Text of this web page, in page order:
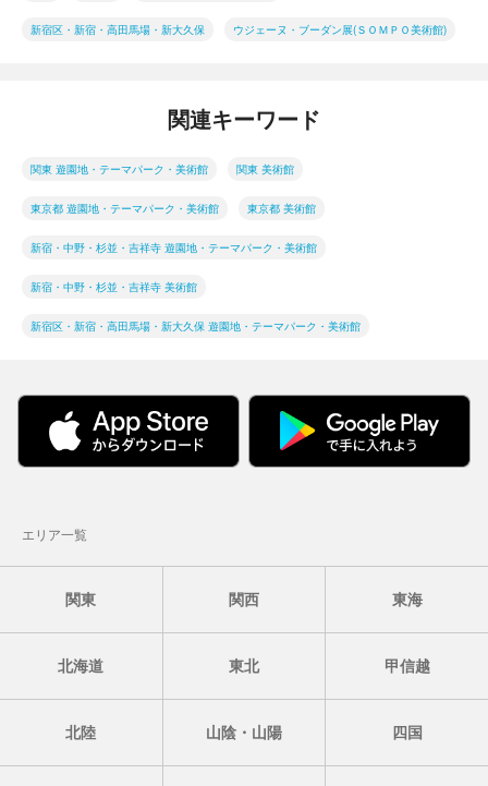
新宿区・新宿・高田馬場・新大久保 ウジェーヌ・ブーダン展(ＳＯＭＰＯ美術館)
関連キーワード
関東 遊園地・テーマパーク・美術館 関東 美術館
東京都 遊園地・テーマパーク・美術館 東京都 美術館
新宿・中野・杉並・吉祥寺 遊園地・テーマパーク・美術館
新宿・中野・杉並・吉祥寺 美術館
新宿区・新宿・高田馬場・新大久保 遊園地・テーマパーク・美術館
エリア一覧
関東 関西 東海
北海道 東北 甲信越
北陸 山陰・山陽 四国